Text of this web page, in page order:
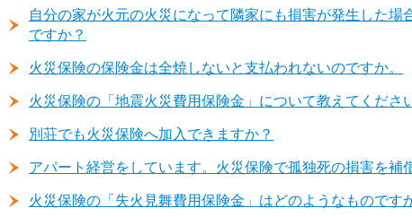
自分の家が火元の火災になって隣家にも損害が発生した場
ですか？
火災保険の保険金は全焼しないと支払われないのですか。
火災保険の「地震火災費用保険金」について教えてくださ
別荘でも火災保険へ加入できますか？
アパート経営をしています。火災保険で孤独死の損害を補
火災保険の「失火見舞費用保険金」はどのようなものです